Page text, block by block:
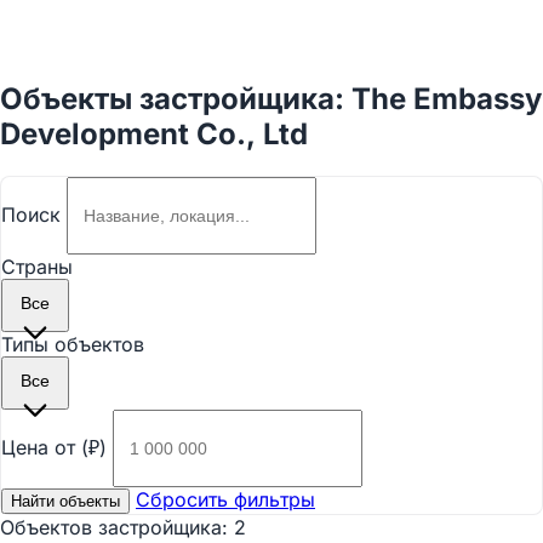
Объекты застройщика: The Embassy
Development Co., Ltd
Поиск
Страны
Все
Типы объектов
Все
Цена от (₽)
Найти объекты
Сбросить фильтры
Объектов застройщика: 2